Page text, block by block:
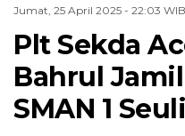
Jumat, 25 April 2025 - 22:03 WIB
Plt Sekda
Bahrul
SMAN 1